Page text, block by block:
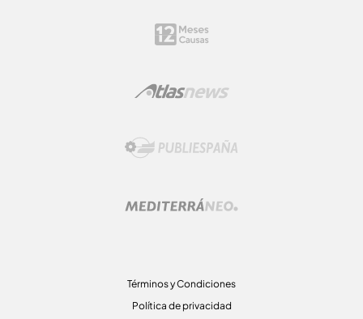
Términos y Condiciones
Política de privacidad